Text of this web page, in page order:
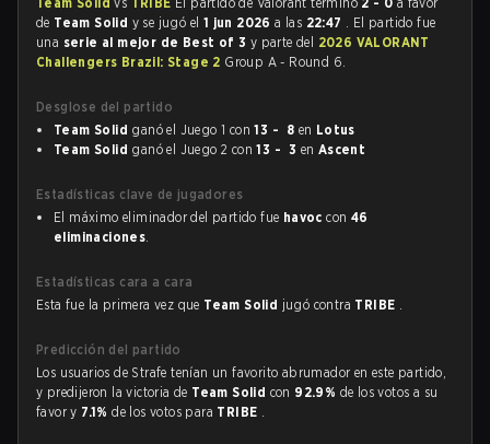
de Team Solid y se jugó el 1 jun 2026a las 22:47 . El partido fue
una serie al mejor de Best of 3 y parte del 2026 VALORANT
Challengers Brazil: Stage 2 Group A - Round 6.
Desglose del partido
Team Solid ganó el Juego 1 con13 - 8 en Lotus
Team Solid ganó el Juego 2 con13 - 3 en Ascent
Estadísticas clave de jugadores
El máximo eliminador del partido fue havoc con 46
eliminaciones.
Estadísticas cara a cara
Esta fue la primera vez que Team Solid jugó contra TRIBE .
Predicción del partido
Los usuarios de Strafe tenían un favorito abrumador en este partido,
y predijeron la victoria de Team Solid con 92.9% de los votos a su
favor y 7.1%de los votos para TRIBE .